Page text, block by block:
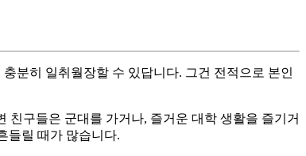
분히 일취월장할 수 있답니다. 그건 전적으로 본인
친구들은 군대를 가거나, 즐거운 대학 생활을 즐기거
들릴 때가 많습니다.